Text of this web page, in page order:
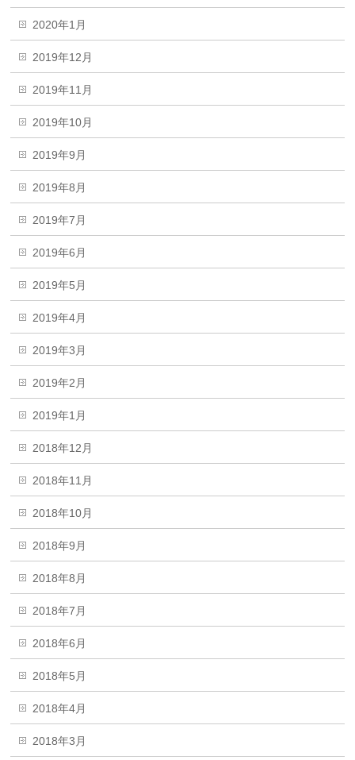
2020年1月
2019年12月
2019年11月
2019年10月
2019年9月
2019年8月
2019年7月
2019年6月
2019年5月
2019年4月
2019年3月
2019年2月
2019年1月
2018年12月
2018年11月
2018年10月
2018年9月
2018年8月
2018年7月
2018年6月
2018年5月
2018年4月
2018年3月